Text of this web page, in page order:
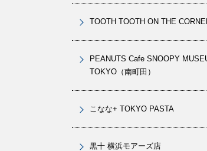
TOOTH TOOTH ON THE
PEANUTS Cafe SNOOPY
TOKYO（南町田）
こなな+ TOKYO PASTA
黒十 横浜モアーズ店